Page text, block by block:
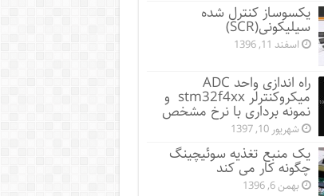
یکسوساز کنترل شده
سیلیکونی(SCR)
اسفند 11, 1396
راه اندازی واحد ADC
میکروکنترلر stm32f4xx و
نمونه برداری با نرخ مشخص
شهریور 10, 1397
یک منبع تغذیه سوئیچینگ
چگونه کار می کند
بهمن 6, 1396